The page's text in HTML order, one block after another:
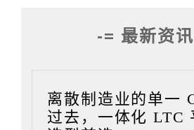
-= 最新资
离散制造业的单一
过去，一体化 LTC